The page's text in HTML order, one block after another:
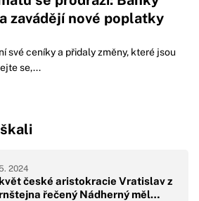
zavádějí nové poplatky
své ceníky a přidaly změny, které jsou
se,...
české aristokracie Vratislav z
řečený Nádherný měl…
2024